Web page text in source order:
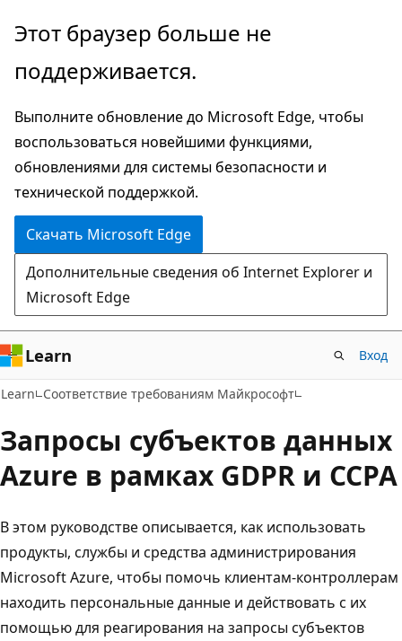
Пропустить
перейти
основному
содержимому
Этот браузер больше не
поддерживается.
Выполните обновление до Microsoft Edge, чтобы
воспользоваться новейшими функциями,
обновлениями для системы безопасности и
технической поддержкой.
Скачать Microsoft Edge
Дополнительные сведения об Internet Explorer и
Microsoft Edge
Learn Вход
Learn Соответствие требованиям Майкрософт
Запросы субъектов данных
Azure в рамках GDPR и CCPA
В этом руководстве описывается, как использовать
продукты, службы и средства администрирования
Microsoft Azure, чтобы помочь клиентам-контроллерам
находить персональные данные и действовать с их
помощью для реагирования на запросы субъектов